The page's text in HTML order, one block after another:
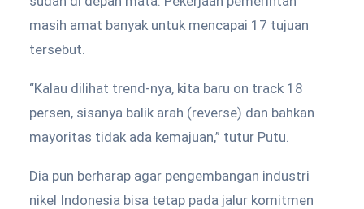
masih amat banyak untuk mencapai 17 tujuan
tersebut.
“Kalau dilihat trend-nya, kita baru on track 18
persen, sisanya balik arah (reverse) dan bahkan
mayoritas tidak ada kemajuan,” tutur Putu.
Dia pun berharap agar pengembangan industri
nikel Indonesia bisa tetap pada jalur komitmen